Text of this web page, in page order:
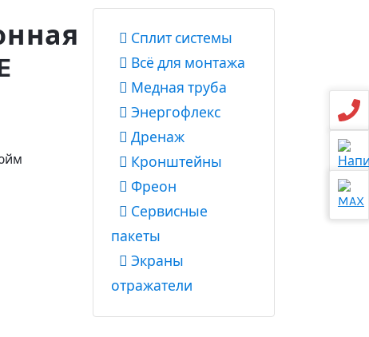
Сплит системы
Всё для монтажа
Медная труба
Энергофлекс
Дренаж
Кронштейны
Фреон
Сервисные
пакеты
Экраны
отражатели